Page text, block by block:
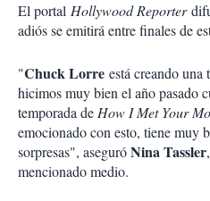
El portal Hollywood Reporter
adiós se emitirá entre finales de
"Chuck Lorre está creando una
hicimos muy bien el año pasado
temporada deHow I Met Your
emocionado con esto, tiene muy
sorpresas", aseguróNina Tassler
mencionado medio.